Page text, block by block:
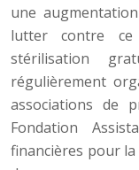
une
lutter contre ce
stérilisation
régulièrement
associations de
Fondation
financières pour